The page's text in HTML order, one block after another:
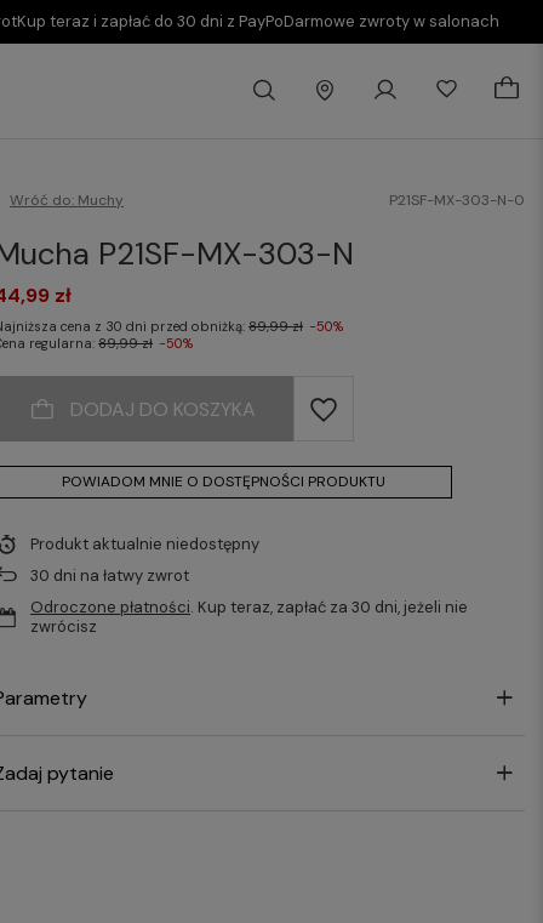
Kup teraz i zapłać do 30 dni z PayPoDarmowe zwroty w salonach
Wróć do: Muchy P21SF-MX-303-N-0
P21SF-MX-303-N
zł
cena z 30 dni przed obniżką:89,99 zł -50%
regularna:89,99 zł -50%
DODAJ DO KOSZYKA
POWIADOM MNIE O DOSTĘPNOŚCI PRODUKTU
Produkt aktualnie niedostępny
30 dni na łatwy zwrot
Odroczone płatności. Kup teraz, zapłać za 30 dni, jeżeli nie
zwrócisz
pytanie